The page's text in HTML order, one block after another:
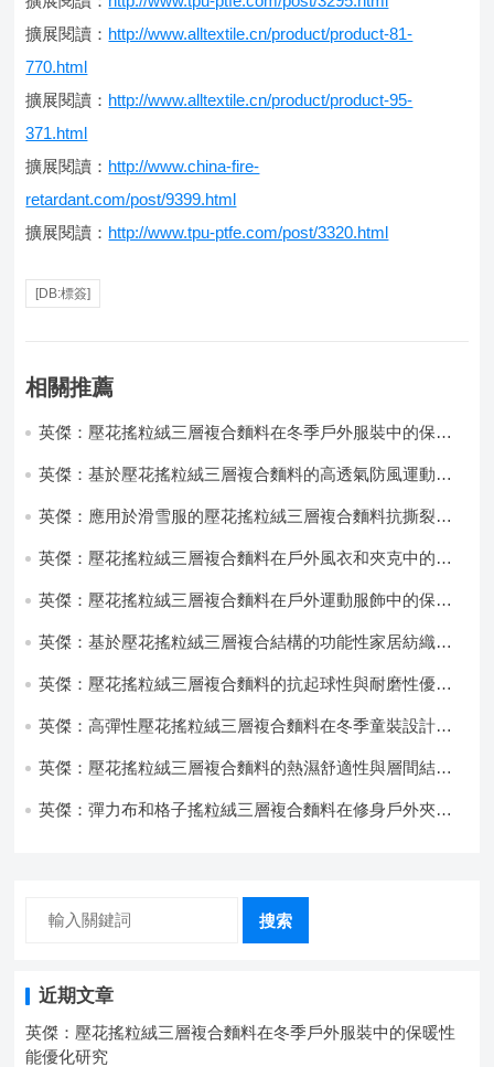
擴展閱讀： http://www.alltextile.cn/product/product-81-
770.html
擴展閱讀： http://www.alltextile.cn/product/product-95-
371.html
擴展閱讀： http://www.china-fire-
retardant.com/post/9399.html
擴展閱讀： http://www.tpu-ptfe.com/post/3320.html
[DB:標簽]
相關推薦
英傑：壓花搖粒絨三層複合麵料在冬季戶外服裝中的保暖
英傑：基於壓花搖粒絨三層複合麵料的高透氣防風運動服
英傑：應用於滑雪服的壓花搖粒絨三層複合麵料抗撕裂與
英傑：壓花搖粒絨三層複合麵料在戶外風衣和夾克中的應
英傑：壓花搖粒絨三層複合麵料在戶外運動服飾中的保暖
英傑：基於壓花搖粒絨三層複合結構的功能性家居紡織品
英傑：壓花搖粒絨三層複合麵料的抗起球性與耐磨性優化
英傑：高彈性壓花搖粒絨三層複合麵料在冬季童裝設計中
英傑：壓花搖粒絨三層複合麵料的熱濕舒適性與層間結合
英傑：彈力布和格子搖粒絨三層複合麵料在修身戶外夾克
搜索
近期文章
英傑：壓花搖粒絨三層複合麵料在冬季戶外服裝中的保暖性
能優化研究